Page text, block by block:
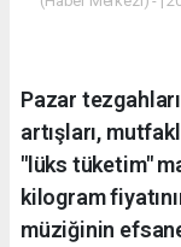
Pazar
artışları,
"lüks tüketim"
kilogram
müziğinin